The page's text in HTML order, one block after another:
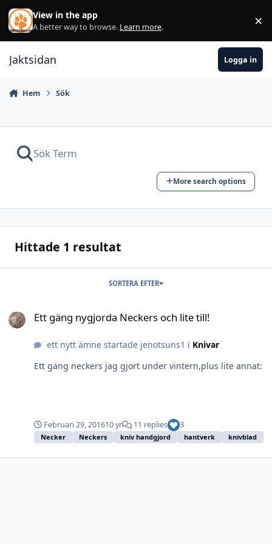
Hoppa till innehåll
View in the app
A better way to browse. Learn more. ×
Jaktsidan Logga in
Hem Sök
More search options
Hittade 1 resultat
SORTERA EFTER
Ett gäng nygjorda Neckers och lite till!
ett nytt ämne startade jenotsuns1 i Knivar
Ett gäng neckers jag gjort under vintern,plus lite annat:
Februari 29, 201610 yr 11 replies 3
Necker Neckers kniv handgjord hantverk knivblad